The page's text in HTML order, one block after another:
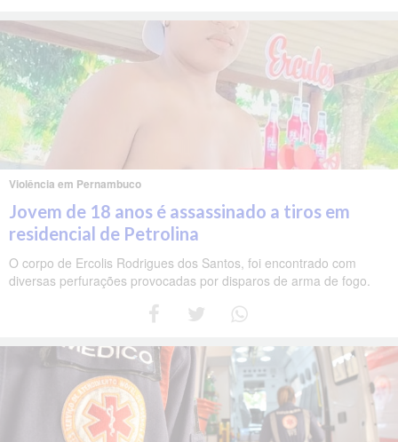
Violência em Pernambuco
Jovem de 18 anos é assassinado a tiros em
residencial de Petrolina
O corpo de Ercolis Rodrigues dos Santos, foi encontrado com
diversas perfurações provocadas por disparos de arma de fogo.